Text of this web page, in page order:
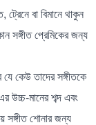
বা বিমানে থাকুন
সঙ্গীত প্রেমিকের জন্য
কেউ তাদের সঙ্গীতকে
উচ্চ-মানের শব্দ এবং
সঙ্গীত শোনার জন্য